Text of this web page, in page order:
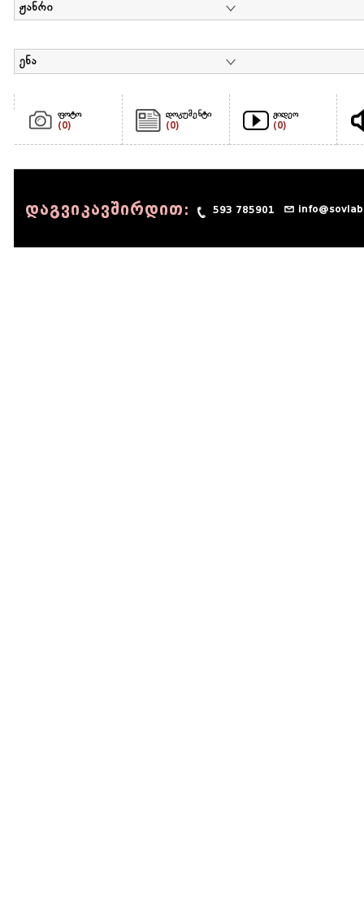
ჟანრი
ენა
ფოტო
(0)
დოკუმენტი
(0)
ვიდეო
(0)
დაგვიკავშირდით: 593 785901